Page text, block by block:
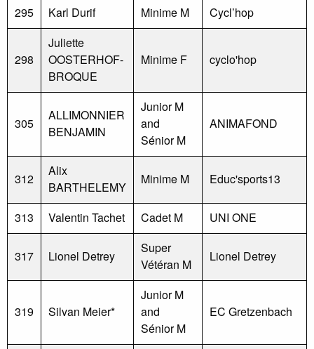
295 Karl Durif Minime M Cycl’hop
298
Juliette
OOSTERHOF-
BROQUE
Minime F cyclo'hop
305
ALLIMONNIER
BENJAMIN
Junior M
and
Sénior M
ANIMAFOND
312
Alix
BARTHELEMY
Minime M Educ'sports13
313 Valentin Tachet Cadet M UNI ONE
317 Lionel Detrey
Super
Vétéran M
Lionel Detrey
319 Silvan Meier*
Junior M
and
Sénior M
EC Gretzenbach